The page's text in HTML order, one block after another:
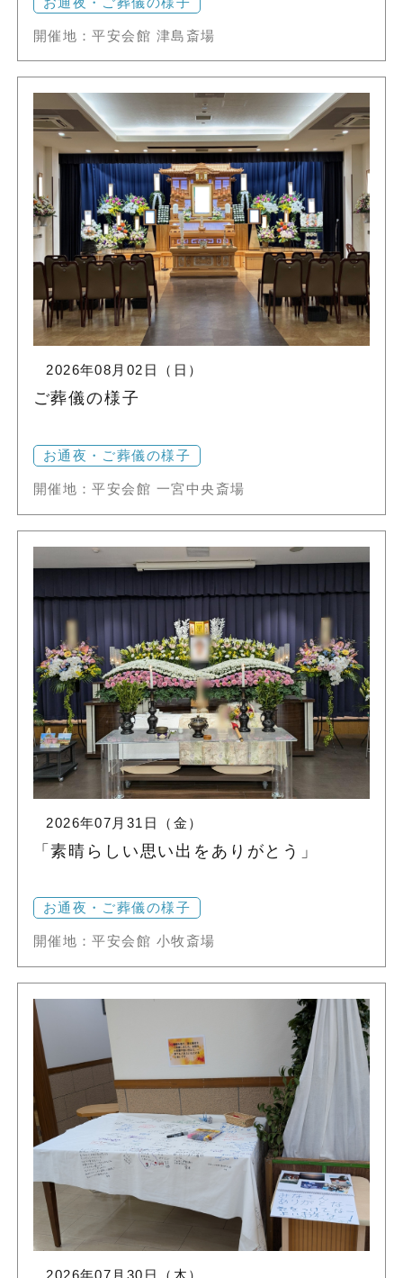
開催地：平安会館 津島斎場
2026年08月02日（日）
ご葬儀の様子
お通夜・ご葬儀の様子
開催地：平安会館 一宮中央斎場
2026年07月31日（金）
「素晴らしい思い出をありがとう」
お通夜・ご葬儀の様子
開催地：平安会館 小牧斎場
2026年07月30日（木）